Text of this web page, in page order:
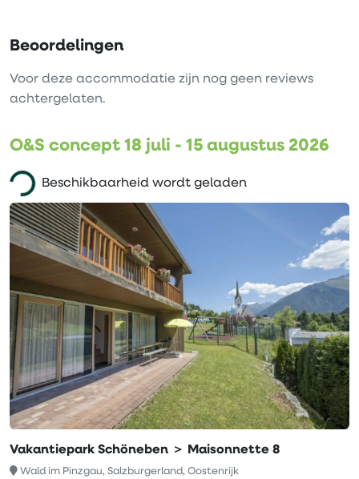
Beoordelingen
Voor deze accommodatie zijn nog geen reviews
achtergelaten.
O&S concept 18 juli - 15 augustus 2026
Beschikbaarheid wordt geladen
Vakantiepark Schöneben ＞ Maisonnette 8
Wald im Pinzgau, Salzburgerland, Oostenrijk